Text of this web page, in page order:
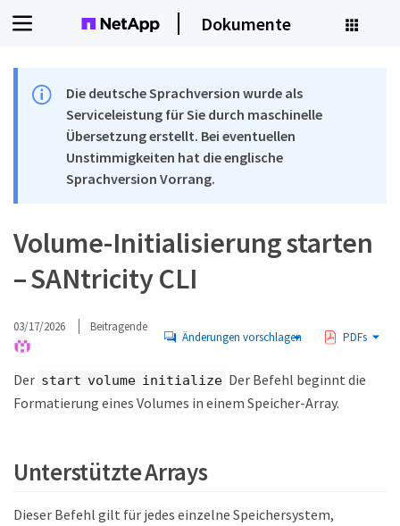
Dokumente
Die deutsche Sprachversion wurde als
Serviceleistung für Sie durch maschinelle
Übersetzung erstellt. Bei eventuellen
Unstimmigkeiten hat die englische
Sprachversion Vorrang.
Volume-Initialisierung starten
– SANtricity CLI
03/17/2026 Beitragende
Änderungen vorschlagen PDFs
Der start volume initialize Der Befehl beginnt die
Formatierung eines Volumes in einem Speicher-Array.
Unterstützte Arrays
Dieser Befehl gilt für jedes einzelne Speichersystem,